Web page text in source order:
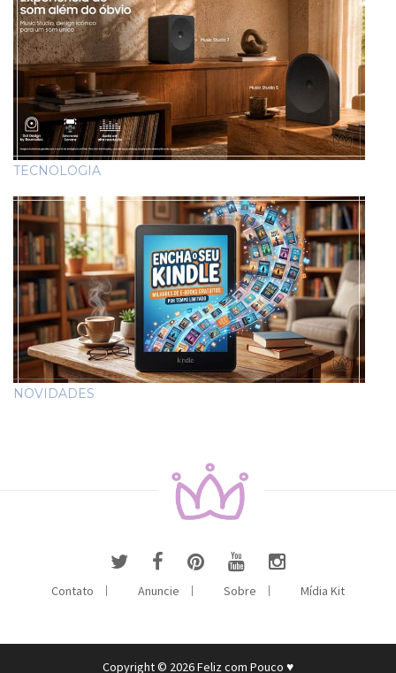
TECNOLOGIA
NOVIDADES
Contato Anuncie Sobre Mídia Kit
Copyright © 2026 Feliz com Pouco ♥